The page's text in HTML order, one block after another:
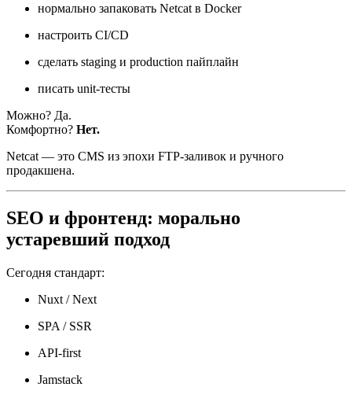
нормально запаковать Netcat в Docker
настроить CI/CD
сделать staging и production пайплайн
писать unit-тесты
Можно? Да.
Комфортно? Нет.
Netcat — это CMS из эпохи FTP-заливок и ручного
продакшена.
SEO и фронтенд: морально
устаревший подход
Сегодня стандарт:
Nuxt / Next
SPA / SSR
API-first
Jamstack